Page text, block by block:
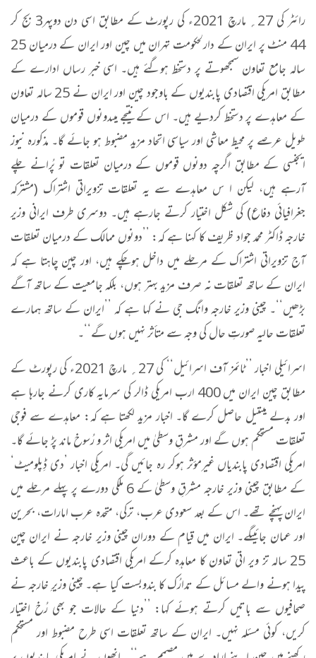
رائٹر کی 27؍ مارچ 2021ء کی رپورٹ کے مطابق اسی دن دوپہر3 بج کر
44 منٹ پر ایران کے دارلحکومت تہران میں چین اور ایران کے درمیان 25
سالہ جامع تعاون سمجھوتے پر دستخط ہوگئے ہیں۔ اسی خبر رساں ادارے کے
مطابق امریکی اقتصادی پابندیوں کے باوجود چین اور ایران نے 25 سالہ تعاون
کے معاہدے پر دستخط کردیے ہیں۔ اس کے نتیجے میںدونوں قوموں کے درمیان
طویل عرصے پر محیط معاشی اور سیاسی اتحاد مزید مضبوط ہو جائے گا۔ مذکورہ نیوز
ایجنسی کے مطابق اگرچہ دونوں قوموں کے درمیان تعلقات تو پُرانے چلے
آرہے ہیں، لیکن ا س معاہدے سے یہ تعلقات تزویراتی اشتراک (مشترکہ
جغرافیائی دفاع) کی شکل اختیار کرتے جارہے ہیں۔ دوسری طرف ایرانی وزیر
خارجہ ڈاکٹر محمد جواد ظریف کا کہنا ہے کہ: ’’دونوں ممالک کے درمیان تعلقات
آج تزویراتی اشتراک کے مرحلے میں داخل ہوچکے ہیں، اور چین چاہتا ہے کہ
ایران کے ساتھ تعلقات نہ صرف مزید بہتر ہوں، بلکہ جامعیت کے ساتھ آگے
بڑھیں‘‘۔ چینی وزیر خارجہ وانگ جی نے کہا ہے کہ ’’ایران کے ساتھ ہمارے
تعلقات حالیہ صورتِ حال کی وجہ سے متأثر نہیں ہوں گے‘‘۔
اسرائیلی اخبار ’’ٹائمز آف اسرائیل‘‘ کی 27؍ مارچ 2021ء کی رپورٹ کے
مطابق چین ایران میں 400 ارب امریکی ڈالر کی سرمایہ کاری کرنے جارہا ہے
اور بدلے میںتیل حاصل کرے گا۔ اخبار مزید لکھتا ہے کہ: معاہدے سے فوجی
تعلقات مستحکم ہوں گے اور مشرقِ وسطیٰ میں امریکی اثر و رُسوخ ماند پڑ جائے گا۔
امریکی اقتصادی پابندیاں غیرمؤثر ہوکر رہ جائیں گی۔ امریکی اخبار ’دی ڈِپلومیٹ‘
کے مطابق چینی وزیر خارجہ مشرقِ وسطیٰ کے 6 ملکی دورے پر پہلے مرحلے میں
ایران پہنچے تھے۔ اس کے بعد سعودی عرب، ترکی، متحدہ عرب امارات، بحرین
اور عمان جائیںگے۔ ایران میں قیام کے دوران چینی وزیر خارجہ نے ایران چین
25 سالہ تز ویر اتی تعاون کا معاہدہ کرکے امریکی اقتصادی پابندیوں کے باعث
پیدا ہونے والے مسائل کے تدارُک کا بندوبست کیا ہے۔ چینی وزیرِ خارجہ نے
صحافیوں سے باتیں کرتے ہوئے کہا: ’’دنیا کے حالات جو بھی رُخ اختیار
کریں، کوئی مسئلہ نہیں۔ ایران کے ساتھ تعلقات اسی طرح مضبوط اور مستحکم